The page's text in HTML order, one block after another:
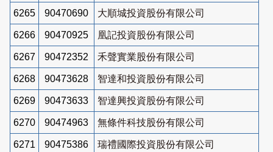
6265 90470690 大順城投資股份有限公司
6266 90470925 凰記投資股份有限公司
6267 90472352 禾聲實業股份有限公司
6268 90473628 智達和投資股份有限公司
6269 90473633 智達興投資股份有限公司
6270 90474963 無條件科技股份有限公司
6271 90475386 瑞禮國際投資股份有限公司